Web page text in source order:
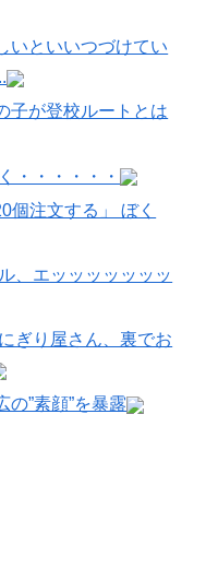
いといいつづけてい
子が登校ルートとは
・・・・・・
個注文する」 ぼく
、エッッッッッッッ
ぎり屋さん、裏でお
”素顔”を暴露